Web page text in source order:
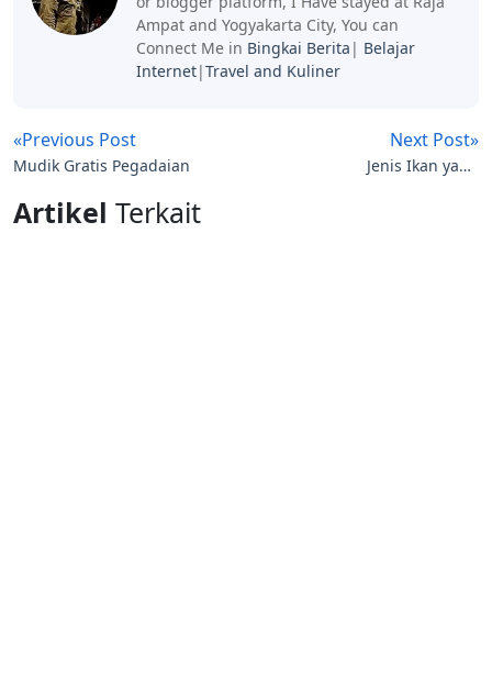
Ampat and Yogyakarta City, You can
Connect Me in Bingkai Berita | Belajar
Internet|Travel and Kuliner
«Previous Post
Mudik Gratis Pegadaian
Next Post»
Jenis Ikan yang
Artikel Terkait